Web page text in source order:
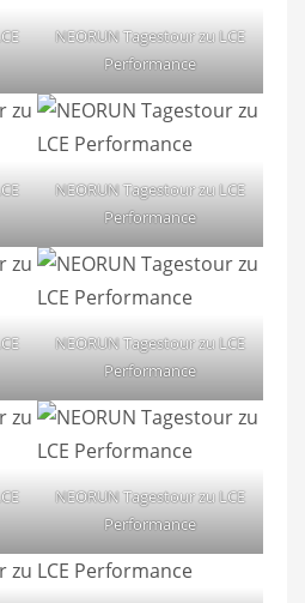
NEORUN Tagestour zu LCE
Performance
NEORUN Tagestour zu LCE
Performance
NEORUN Tagestour zu LCE
Performance
NEORUN Tagestour zu LCE
Performance